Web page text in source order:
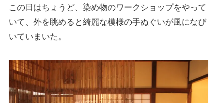
この日はちょうど、染め物のワークショップをやって
いて、外を眺めると綺麗な模様の手ぬぐいが風になび
いていまいた。